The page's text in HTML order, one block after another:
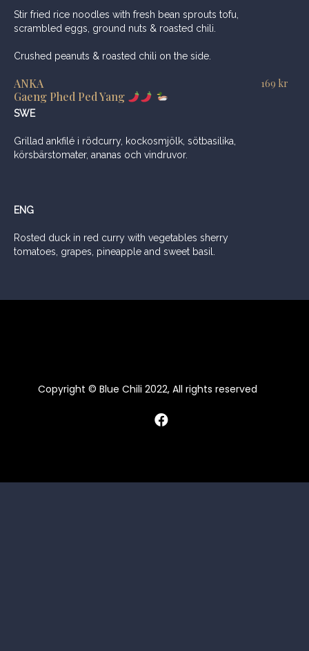
Stir fried rice noodles with fresh bean sprouts tofu,
scrambled eggs, ground nuts & roasted chili.
Crushed peanuts & roasted chili on the side.
ANKA
Gaeng Phed Ped Yang
SWE
Grillad ankfilé i rödcurry, kockosmjölk, sötbasilika,
körsbärstomater, ananas och vindruvor.
ENG
Rosted duck in red curry with vegetables sherry
tomatoes, grapes, pineapple and sweet basil.
169 kr
Copyright © Blue Chili 2022, All rights reserved